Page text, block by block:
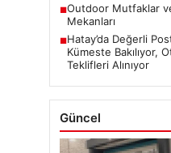
■Outdoor Mutfaklar
Mekanları
■Hatay’da Değerli
Kümeste Bakılıyor,
Teklifleri Alınıyor
Güncel